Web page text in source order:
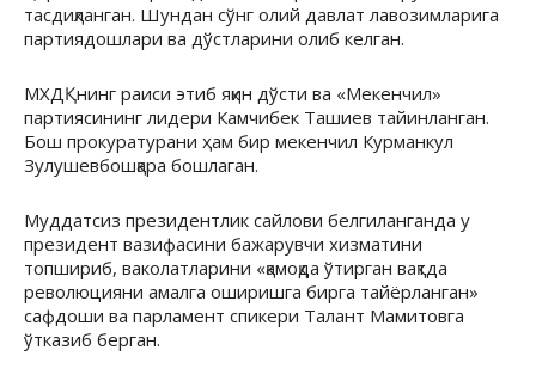
тасдиқланган. Шундан сўнг олий давлат лавозимларига
партиядошлари ва дўстларини олиб келган.
МХДҚнинг раиси этиб яқин дўсти ва «Мекенчил»
партиясининг лидери Камчибек Ташиев тайинланган.
Бош прокуратурани ҳам бир мекенчил Курманкул
Зулушевбошқара бошлаган.
Муддатсиз президентлик сайлови белгиланганда у
президент вазифасини бажарувчи хизматини
топшириб, ваколатларини «қамоқда ўтирган вақтда
революцияни амалга оширишга бирга тайёрланган»
сафдоши ва парламент спикери Талант Мамитовга
ўтказиб берган.